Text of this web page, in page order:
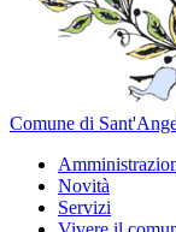
Comune di
Novità
Servizi